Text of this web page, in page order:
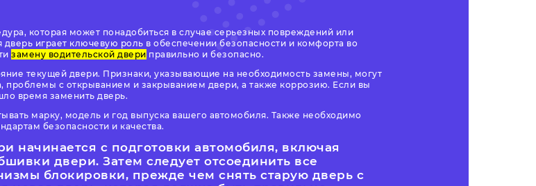
которая может понадобиться в случае серьезных повреждений или
играет ключевую роль в обеспечении безопасности и комфорта во
замену водительской двери правильно и безопасно.
текущей двери. Признаки, указывающие на необходимость замены, могут
проблемы с открыванием и закрыванием двери, а также коррозию. Если вы
время заменить дверь.
марку, модель и год выпуска вашего автомобиля. Также необходимо
безопасности и качества.
начинается с подготовки автомобиля, включая
двери. Затем следует отсоединить все
блокировки, прежде чем снять старую дверь с